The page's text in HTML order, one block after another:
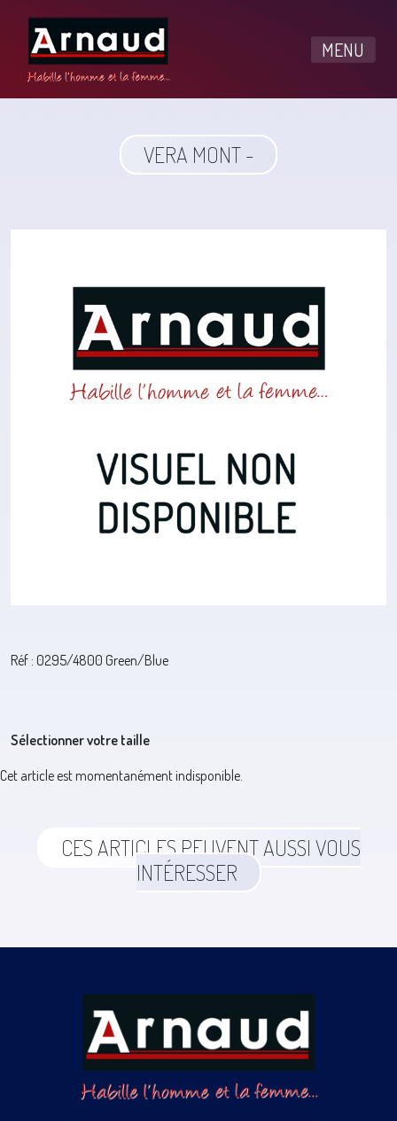
MENU
VERA MONT -
Réf : 0295/4800 Green/Blue
Sélectionner votre taille
Cet article est momentanément indisponible.
CES ARTICLES PEUVENT AUSSI VOUS
INTÉRESSER